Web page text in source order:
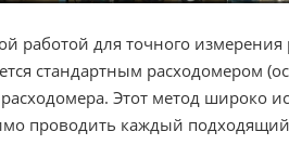
работой для точного измерения
стандартным расходомером
Этот метод широко
проводить каждый